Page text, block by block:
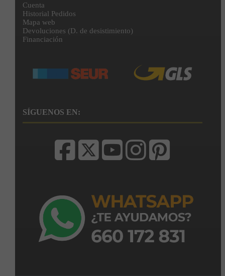
Cuenta
Historial Pedidos
Mapa web
Devoluciones (D. de desistimiento)
Financiación
SÍGUENOS EN: